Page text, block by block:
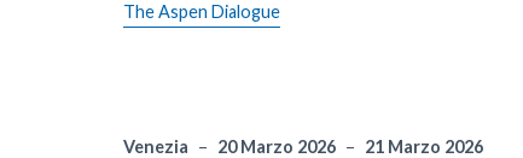
The Aspen Dialogue
Venezia 20 Marzo 2026 21 Marzo 2026